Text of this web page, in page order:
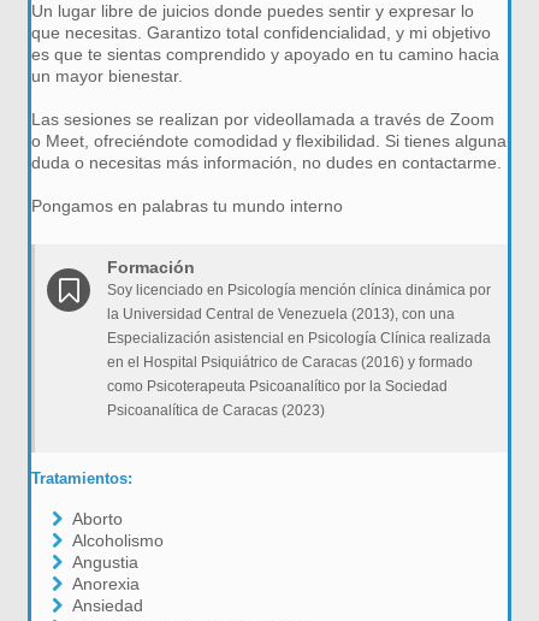
Un lugar libre de juicios donde puedes sentir y expresar lo
que necesitas. Garantizo total confidencialidad, y mi objetivo
es que te sientas comprendido y apoyado en tu camino hacia
un mayor bienestar.
Las sesiones se realizan por videollamada a través de Zoom
o Meet, ofreciéndote comodidad y flexibilidad. Si tienes alguna
duda o necesitas más información, no dudes en contactarme.
Pongamos en palabras tu mundo interno
Formación
Soy licenciado en Psicología mención clínica dinámica por
la Universidad Central de Venezuela (2013), con una
Especialización asistencial en Psicología Clínica realizada
en el Hospital Psiquiátrico de Caracas (2016) y formado
como Psicoterapeuta Psicoanalítico por la Sociedad
Psicoanalítica de Caracas (2023)
Tratamientos:
Aborto
Alcoholismo
Angustia
Anorexia
Ansiedad